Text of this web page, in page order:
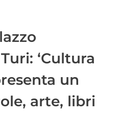
‘Cultura
un
arte, libri